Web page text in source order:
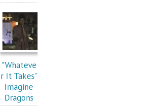
"Whateve
r It Takes"
Imagine
Dragons